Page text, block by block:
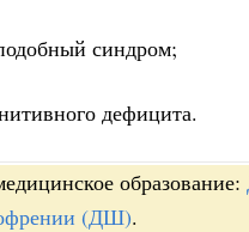
синдром;
дефицита.
образование:
(ДШ).